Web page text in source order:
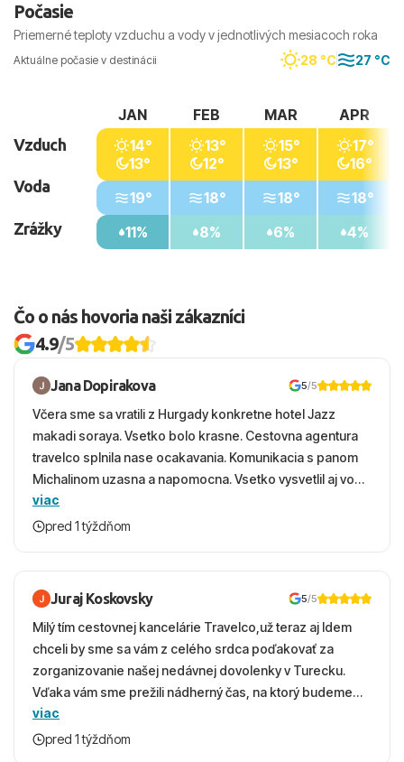
Počasie
Priemerné teploty vzduchu a vody v jednotlivých mesiacoch roka
Aktuálne počasie v destinácii 28 °C 27 °C
Vzduch
Voda
Zrážky
JAN
14°
13°
19°
11%
FEB
13°
12°
18°
8%
MAR
15°
13°
18°
6%
APR
17°
16°
18°
4%
Čo o nás hovoria naši zákazníci
4.9/5
Jana Dopirakova 5/5
Včera sme sa vratili z Hurgady konkretne hotel Jazz
makadi soraya. Vsetko bolo krasne. Cestovna agentura
travelco splnila nase ocakavania. Komunikacia s panom
Michalinom uzasna a napomocna. Vsetko vysvetlil aj vo
vecernych hodinach zaco sa ospravedlnujem. Hotel
krasny, cisty. Sluzby top. Strava, prostredie, more,
viac
pred 1 týždňom
Juraj Koskovsky 5/5
Milý tím cestovnej kancelárie Travelco,už teraz aj Idem
chceli by sme sa vám z celého srdca poďakovať za
zorganizovanie našej nedávnej dovolenky v Turecku.
Vďaka vám sme prežili nádherný čas, na ktorý budeme
ešte dlho s úsmevom spomínať. ​Všetko prebehlo
absolútne hladko – od prvotného výberu zájazdu, cez
viac
pred 1 týždňom